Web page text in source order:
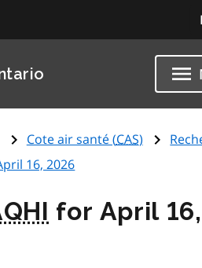
Cote air santé (CAS)
16, 2026
for April 16,